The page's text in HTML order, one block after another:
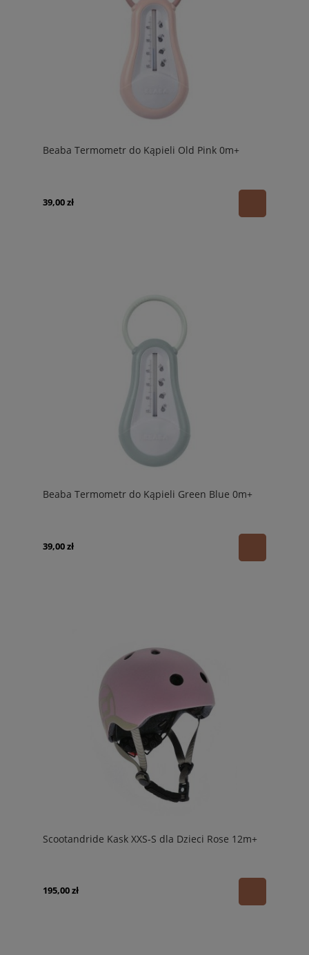
Beaba Termometr do Kąpieli Old Pink 0m+
39,00 zł
Beaba Termometr do Kąpieli Green Blue 0m+
39,00 zł
Scootandride Kask XXS-S dla Dzieci Rose 12m+
195,00 zł